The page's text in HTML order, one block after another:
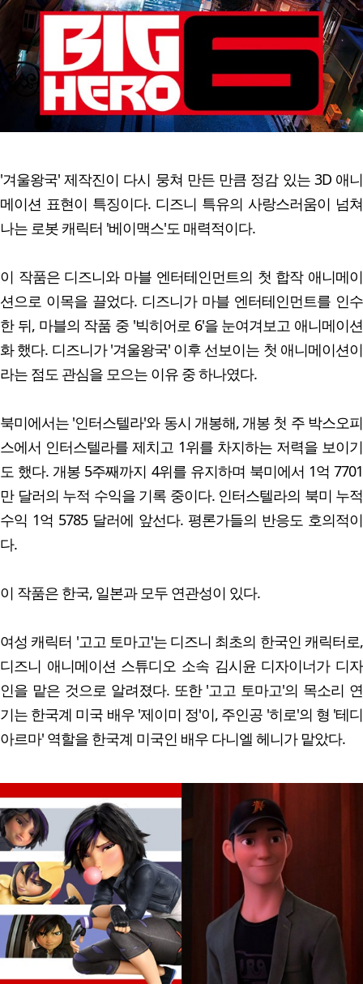
'겨울왕국' 제작진이 다시 뭉쳐 만든 만큼 정감 있는 3D 애니
메이션 표현이 특징이다. 디즈니 특유의 사랑스러움이 넘쳐
나는 로봇 캐릭터 '베이맥스'도 매력적이다.
이 작품은 디즈니와 마블 엔터테인먼트의 첫 합작 애니메이
션으로 이목을 끌었다. 디즈니가 마블 엔터테인먼트를 인수
한 뒤, 마블의 작품 중 '빅히어로 6'을 눈여겨보고 애니메이션
화 했다. 디즈니가 '겨울왕국' 이후 선보이는 첫 애니메이션이
라는 점도 관심을 모으는 이유 중 하나였다.
북미에서는 '인터스텔라'와 동시 개봉해, 개봉 첫 주 박스오피
스에서 인터스텔라를 제치고 1위를 차지하는 저력을 보이기
도 했다. 개봉 5주째까지 4위를 유지하며 북미에서 1억 7701
만 달러의 누적 수익을 기록 중이다. 인터스텔라의 북미 누적
수익 1억 5785 달러에 앞선다. 평론가들의 반응도 호의적이
다.
이 작품은 한국, 일본과 모두 연관성이 있다.
여성 캐릭터 '고고 토마고'는 디즈니 최초의 한국인 캐릭터로,
디즈니 애니메이션 스튜디오 소속 김시윤 디자이너가 디자
인을 맡은 것으로 알려졌다. 또한 '고고 토마고'의 목소리 연
기는 한국계 미국 배우 '제이미 정'이, 주인공 '히로'의 형 '테디
아르마' 역할을 한국계 미국인 배우 다니엘 헤니가 맡았다.